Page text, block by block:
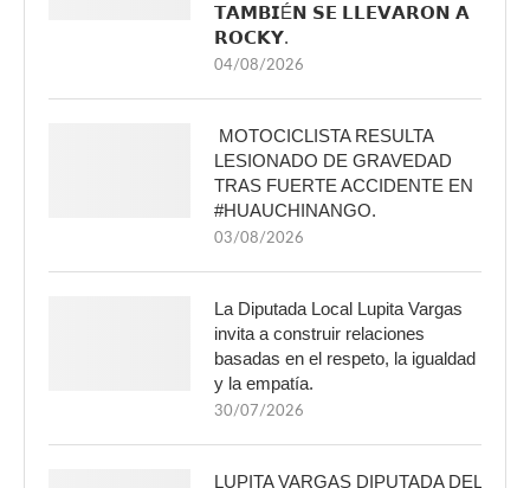
𝗧𝗔𝗠𝗕𝗜É𝗡 𝗦𝗘 𝗟𝗟𝗘𝗩𝗔𝗥𝗢𝗡 𝗔
𝗥𝗢𝗖𝗞𝗬.
04/08/2026
MOTOCICLISTA RESULTA
LESIONADO DE GRAVEDAD
TRAS FUERTE ACCIDENTE EN
#HUAUCHINANGO.
03/08/2026
La Diputada Local Lupita Vargas
invita a construir relaciones
basadas en el respeto, la igualdad
y la empatía.
30/07/2026
LUPITA VARGAS DIPUTADA DEL